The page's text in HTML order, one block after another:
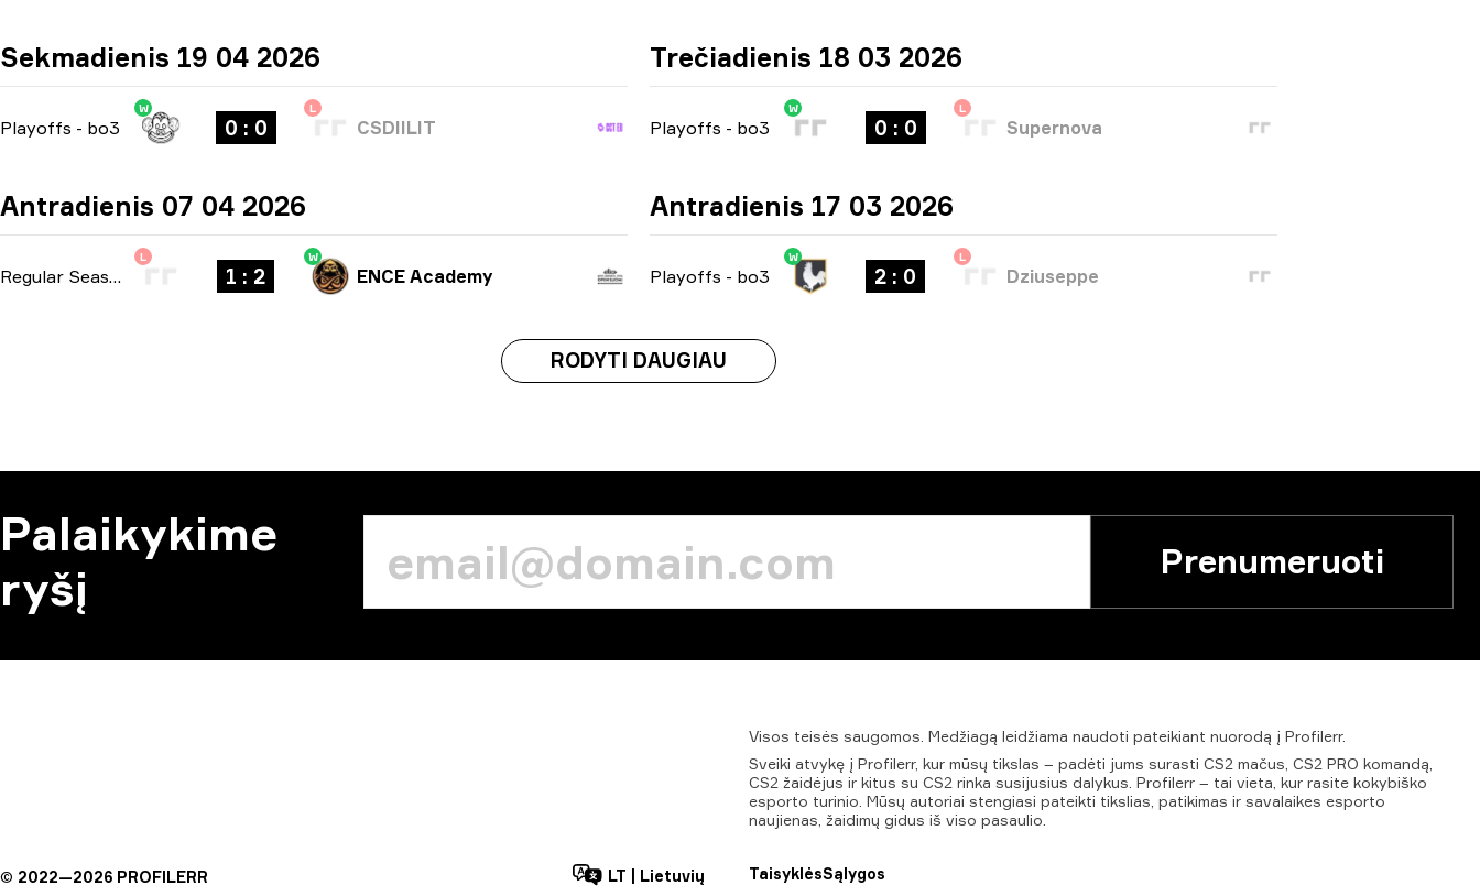
Sekmadienis 19 04 2026
Playoffs - bo3
W
0 : 0
L
CSDIILIT
Antradienis 07 04 2026
Regular Season
L
1 : 2
W
ENCE Academy
Trečiadienis 18 03 2026
Playoffs - bo3
W
0 : 0
L
Supernova
Antradienis 17 03 2026
Playoffs - bo3
W
2 : 0
L
Dziuseppe
RODYTI DAUGIAU
Palaikykime
ryšį
Prenumeruoti
Visos teisės saugomos. Medžiagą leidžiama naudoti pateikiant nuorodą į Profilerr.
Sveiki atvykę į Profilerr, kur mūsų tikslas – padėti jums surasti CS2 mačus, CS2 PRO komandą,
CS2 žaidėjus ir kitus su CS2 rinka susijusius dalykus. Profilerr – tai vieta, kur rasite kokybiško
esporto turinio. Mūsų autoriai stengiasi pateikti tikslias, patikimas ir savalaikes esporto
naujienas, žaidimų gidus iš viso pasaulio.
TaisyklėsSąlygos
© 2022—2026 PROFILERR LT Lietuvių